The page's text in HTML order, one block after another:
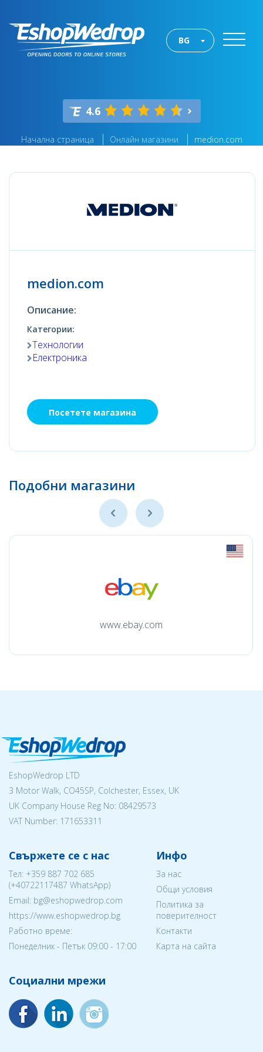
BG
4.6
Начална страница Онлайн магазини medion.com
medion.com
Описание:
Категории:
Технологии
Електроника
Посетете магазина
Подобни магазини
www.ebay.com
EshopWedrop LTD
3 Motor Walk, CO45SP, Colchester, Essex, UK
UK Company House Reg No: 08429573
VAT Number: 171653311
Свържете се с нас
Тел: +359 887 702 685
(+40722117487 WhatsApp)
Email: bg@eshopwedrop.com
https://www.eshopwedrop.bg
Работно време:
Понеделник - Петък 09:00 - 17:00
Инфо
За нас
Общи условия
Политика за
поверителност
Контакти
Карта на сайта
Социални мрежи